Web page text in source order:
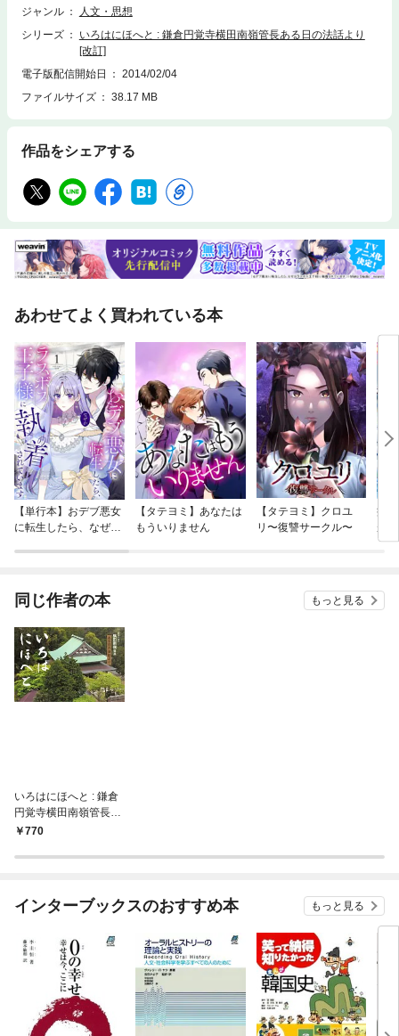
嶺）
ジャンル
人文・思想
シリーズ
いろはにほへと : 鎌倉円覚寺横田南嶺管長ある日の法話より
[改訂]
電子版配信開始日
2014/02/04
ファイルサイズ
38.17 MB
作品をシェアする
あわせてよく買われている本
【単行本】おデブ悪女
に転生したら、なぜか
【タテヨミ】あなたは
もういりません
【タテヨミ】クロユ
リ〜復讐サークル〜
病
が
ぎ
同じ作者の本 もっと見る
いろはにほへと : 鎌倉
円覚寺横田南嶺管長あ
る日の法話より [改訂]
770
インターブックスのおすすめ本 もっと見る